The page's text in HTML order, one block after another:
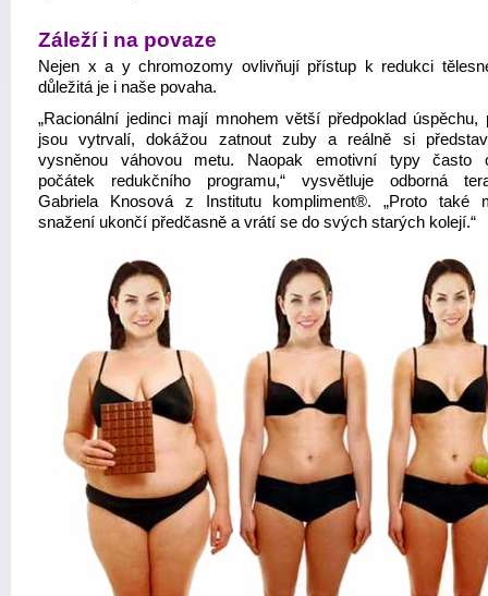
Záleží i na povaze
Nejen x a y chromozomy ovlivňují přístup k redukci
důležitá je i naše povaha.
„Racionální jedinci mají mnohem větší předpoklad úspěchu,
jsou vytrvalí, dokážou zatnout zuby a reálně si
vysněnou váhovou metu. Naopak emotivní typy často
počátek redukčního programu,“ vysvětluje odborná
Gabriela Knosová z Institutu kompliment®. „Proto také
snažení ukončí předčasně a vrátí se do svých starých kolejí.“